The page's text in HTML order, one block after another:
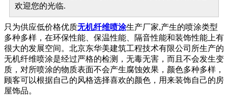
欢迎您的光临.
只为供应低价格优质无机纤维喷涂生产厂家,产生的喷涂类型
多种多样，在环保性能、保温性能、隔音性能和装饰性能上有
很大的发展空间。北京东华美建筑工程技术有限公司所生产的
无机纤维喷涂是经过严格的检测，无毒无害，而且不会发生变
质，对所喷涂的物质表面不会产生腐蚀效果，颜色多种多样，
顾客可以根据自己的风格选择喜欢的颜色，用来装饰自己的房
屋饰品。